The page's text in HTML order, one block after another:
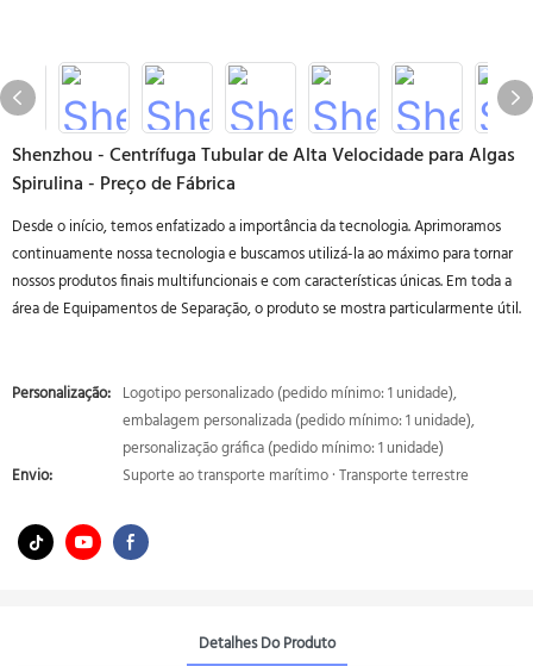
Shenzhou - Centrífuga Tubular de Alta Velocidade para Algas
Spirulina - Preço de Fábrica
Desde o início, temos enfatizado a importância da tecnologia. Aprimoramos
continuamente nossa tecnologia e buscamos utilizá-la ao máximo para tornar
nossos produtos finais multifuncionais e com características únicas. Em toda a
área de Equipamentos de Separação, o produto se mostra particularmente útil.
Personalização: Logotipo personalizado (pedido mínimo: 1 unidade),
embalagem personalizada (pedido mínimo: 1 unidade),
personalização gráfica (pedido mínimo: 1 unidade)
Envio:
Suporte ao transporte marítimo · Transporte terrestre
Detalhes Do Produto